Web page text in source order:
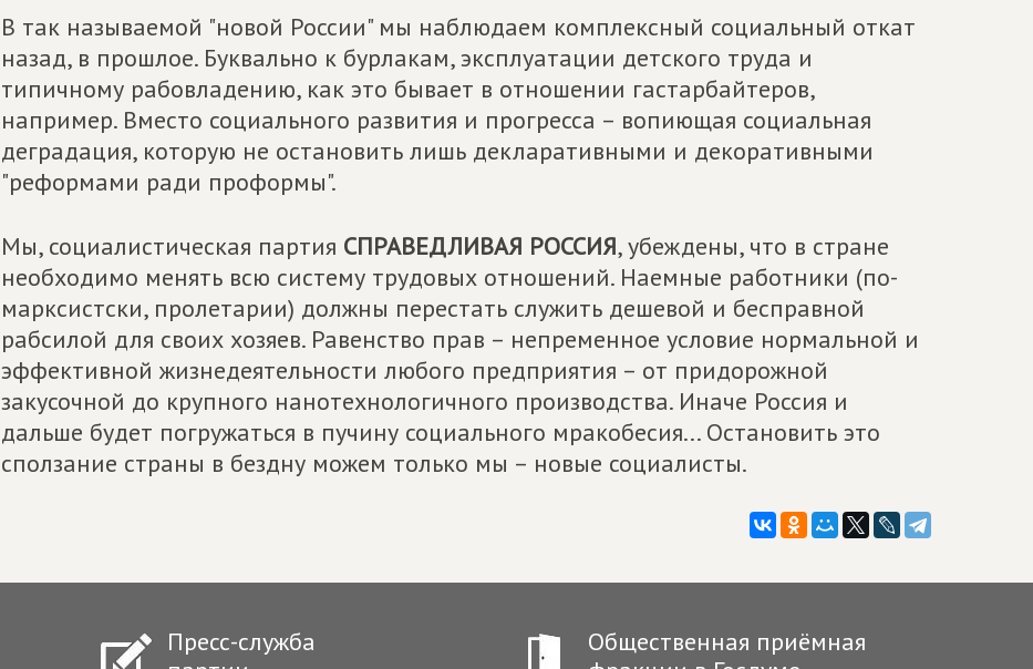
В так называемой "новой России" мы наблюдаем комплексный социальный откат
назад, в прошлое. Буквально к бурлакам, эксплуатации детского труда и
типичному рабовладению, как это бывает в отношении гастарбайтеров,
например. Вместо социального развития и прогресса – вопиющая социальная
деградация, которую не остановить лишь декларативными и декоративными
"реформами ради проформы".
Мы, социалистическая партия СПРАВЕДЛИВАЯ РОССИЯ, убеждены, что в стране
необходимо менять всю систему трудовых отношений. Наемные работники (по-
марксистски, пролетарии) должны перестать служить дешевой и бесправной
рабсилой для своих хозяев. Равенство прав – непременное условие нормальной и
эффективной жизнедеятельности любого предприятия – от придорожной
закусочной до крупного нанотехнологичного производства. Иначе Россия и
дальше будет погружаться в пучину социального мракобесия... Остановить это
сползание страны в бездну можем только мы – новые социалисты.
Пресс-служба
Общественная приёмная